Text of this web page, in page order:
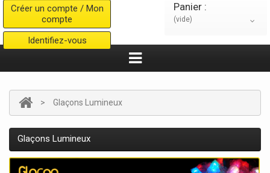
Créer un compte / Mon
compte
Identifiez-vous
Panier :
(vide)
> Glaçons Lumineux
Glaçons Lumineux